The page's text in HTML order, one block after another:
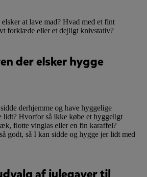
elsker at lave mad? Hvad med et fint
forklæde eller et dejligt knivstativ?
der elsker hygge
derhjemme og have hyggelige
lidt? Hvorfor så ikke købe et hyggeligt
flotte vinglas eller en fin karaffel?
godt, så I kan sidde og hygge jer lidt med